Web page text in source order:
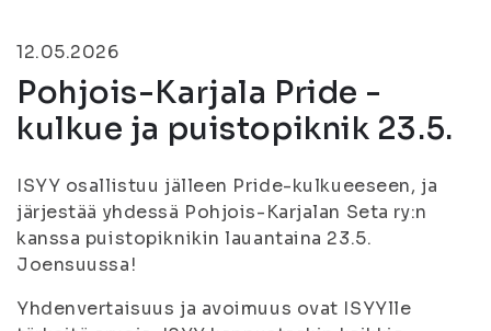
12.05.2026
Pohjois-Karjala Pride -
kulkue ja puistopiknik 23.5.
ISYY osallistuu jälleen Pride-kulkueeseen, ja
järjestää yhdessä Pohjois-Karjalan Seta ry:n
kanssa puistopiknikin lauantaina 23.5.
Joensuussa!
Yhdenvertaisuus ja avoimuus ovat ISYYlle